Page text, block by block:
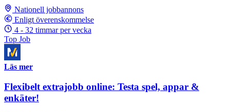
Nationell jobbannons
Enligt överenskommelse
4 - 32 timmar per vecka
Top Job
Läs mer
Flexibelt extrajobb online: Testa spel, appar &
enkäter!